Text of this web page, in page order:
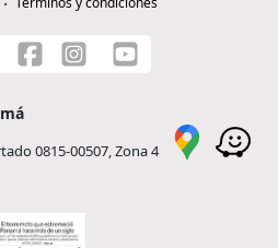
0815-00507, Zona 4